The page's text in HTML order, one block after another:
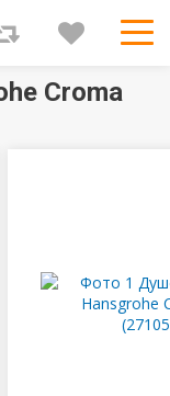
Croma